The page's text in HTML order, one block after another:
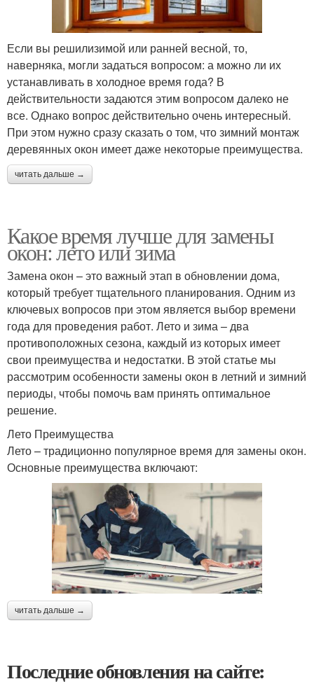
Если вы решилизимой или ранней весной, то,
наверняка, могли задаться вопросом: а можно ли их
устанавливать в холодное время года? В
действительности задаются этим вопросом далеко не
все. Однако вопрос действительно очень интересный.
При этом нужно сразу сказать о том, что зимний монтаж
деревянных окон имеет даже некоторые преимущества.
читать дальше →
Какое время лучше для замены
окон: лето или зима
Замена окон – это важный этап в обновлении дома,
который требует тщательного планирования. Одним из
ключевых вопросов при этом является выбор времени
года для проведения работ. Лето и зима – два
противоположных сезона, каждый из которых имеет
свои преимущества и недостатки. В этой статье мы
рассмотрим особенности замены окон в летний и зимний
периоды, чтобы помочь вам принять оптимальное
решение.
Лето Преимущества
Лето – традиционно популярное время для замены окон.
Основные преимущества включают:
читать дальше →
Последние обновления на сайте: